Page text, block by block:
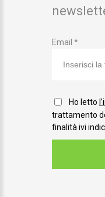
Email *
Ho letto
trattamento
finalità ivi